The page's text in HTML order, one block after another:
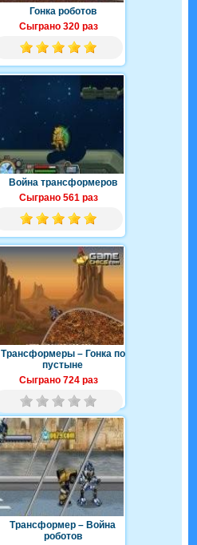
Гонка роботов
Сыграно 320 раз
Война трансформеров
Сыграно 561 раз
Трансформеры – Гонка по
пустыне
Сыграно 724 раз
Трансформер – Война
роботов